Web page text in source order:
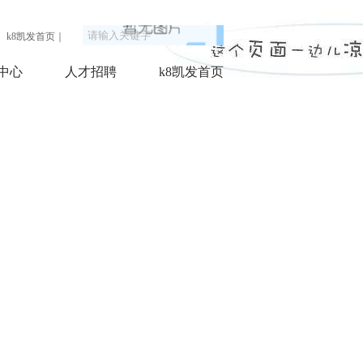
k8凯发首页
心 人才招聘 k8凯发首页